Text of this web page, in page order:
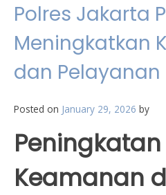
Polres Jakarta
Meningkatkan
dan Pelayanan
Posted on January 29, 2026 by
Peningkatan
Keamanan